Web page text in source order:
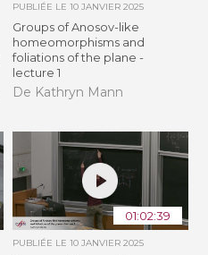
PUBLIÉE LE 10 JANVIER 2025
Groups of Anosov-like
homeomorphisms and
foliations of the plane -
lecture 1
De Kathryn Mann
01:02:39
PUBLIÉE LE 10 JANVIER 2025